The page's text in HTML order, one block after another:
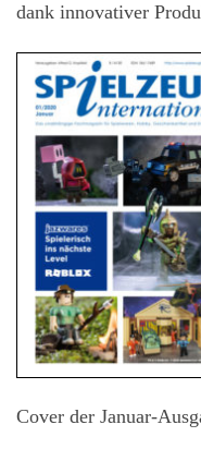
dank innovativer
Cover der Januar-